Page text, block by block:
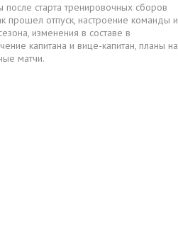
после старта тренировочных сборов
прошел отпуск, настроение команды и
изменения в составе в
капитана и вице-капитан, планы на
матчи.